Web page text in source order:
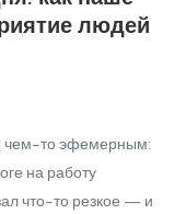
людей
чем-то эфемерным:
на работу
что-то резкое — и